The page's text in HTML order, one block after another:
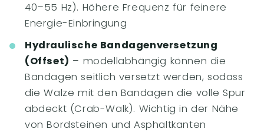
40–55 Hz). Höhere Frequenz für feinere
Energie-Einbringung
Hydraulische Bandagenversetzung
(Offset) – modellabhängig können die
Bandagen seitlich versetzt werden, sodass
die Walze mit den Bandagen die volle Spur
abdeckt (Crab-Walk). Wichtig in der Nähe
von Bordsteinen und Asphaltkanten